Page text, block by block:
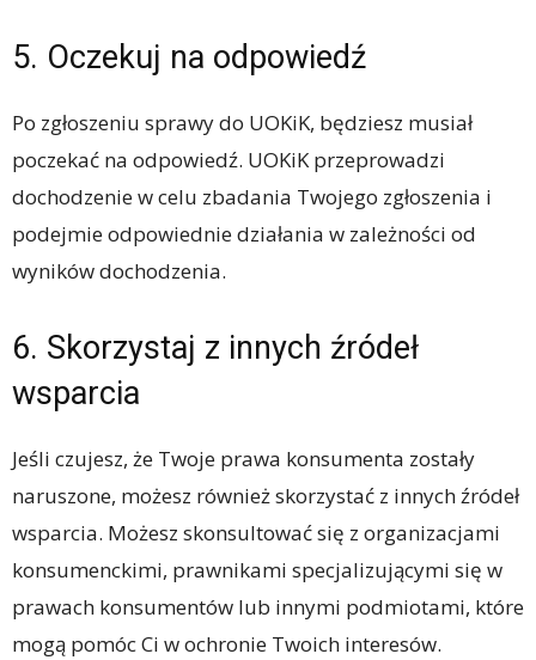
5. Oczekuj na odpowiedź
Po zgłoszeniu sprawy do UOKiK, będziesz musiał
poczekać na odpowiedź. UOKiK przeprowadzi
dochodzenie w celu zbadania Twojego zgłoszenia i
podejmie odpowiednie działania w zależności od
wyników dochodzenia.
6. Skorzystaj z innych źródeł
wsparcia
Jeśli czujesz, że Twoje prawa konsumenta zostały
naruszone, możesz również skorzystać z innych źródeł
wsparcia. Możesz skonsultować się z organizacjami
konsumenckimi, prawnikami specjalizującymi się w
prawach konsumentów lub innymi podmiotami, które
mogą pomóc Ci w ochronie Twoich interesów.